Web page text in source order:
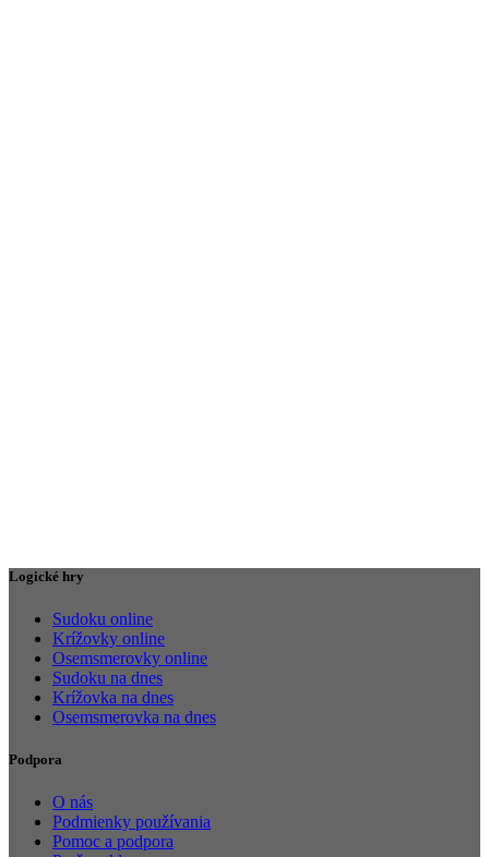
Logické hry
Sudoku online
Krížovky online
Osemsmerovky online
Sudoku na dnes
Krížovka na dnes
Osemsmerovka na dnes
Podpora
O nás
Podmienky používania
Pomoc a podpora